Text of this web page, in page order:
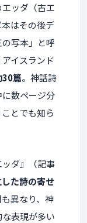
ッダ（古エ
はその後デ
写本」と呼
イスランド
30篇。神話詩
数ページ分
とでも知ら
ダ』（記事
た詩の寄せ
異なり、神
表現が多い